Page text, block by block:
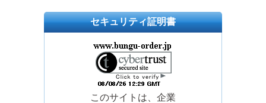
セキュリティ証明書
このサイトは、企業